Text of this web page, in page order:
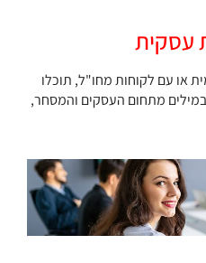
עסקית
או עם לקוחות מחו"ל, תוכלו
מתחום העסקים והמסחר,